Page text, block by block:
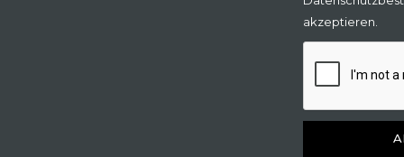
akzeptieren.